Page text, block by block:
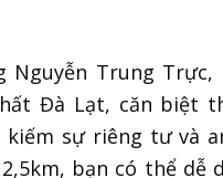
Nguyễn Trung
Đà Lạt, căn biệt
sự riêng tư và
bạn có thể dễ